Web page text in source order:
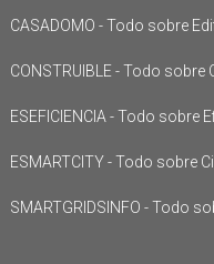
CASADOMO - Todo sobre
CONSTRUIBLE - Todo
ESEFICIENCIA - Todo sobre
ESMARTCITY - Todo sobre
SMARTGRIDSINFO - Todo